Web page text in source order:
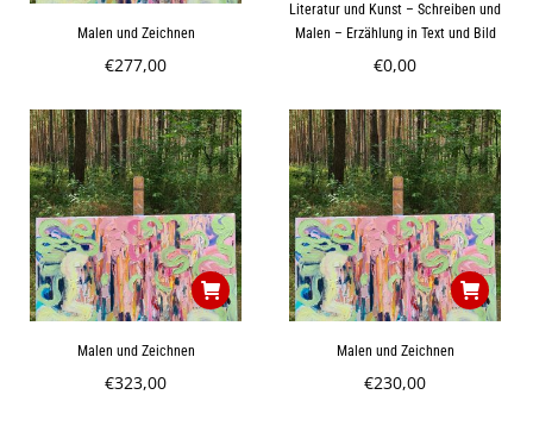
Literatur und Kunst – Schreiben und
Malen – Erzählung in Text und Bild
€0,00
Malen und Zeichnen
€277,00
Malen und Zeichnen
€323,00
Malen und Zeichnen
€230,00